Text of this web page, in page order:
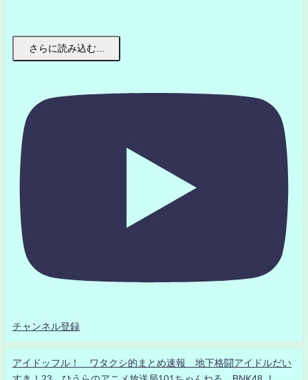
さらに読み込む...
チャンネル登録
アイドッフル！ ワタクシ的まとめ速報 地下格闘アイドルだい